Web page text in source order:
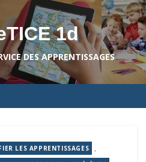
1d
DES APPRENTISSAGES
LES APPRENTISSAGES ,